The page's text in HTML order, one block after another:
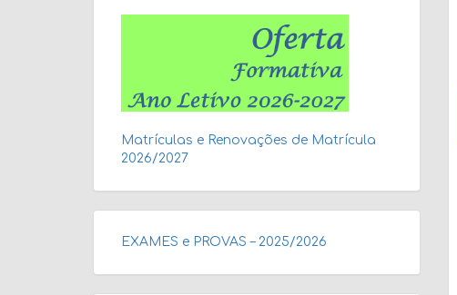
Matrículas e Renovações de Matrícula
2026/2027
EXAMES e PROVAS – 2025/2026